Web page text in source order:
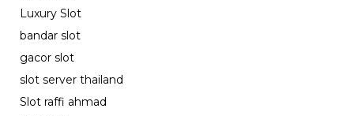
Luxury Slot
bandar slot
gacor slot
slot server thailand
Slot raffi ahmad